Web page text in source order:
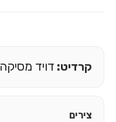
קרדיט: דויד מסיקה
צירים